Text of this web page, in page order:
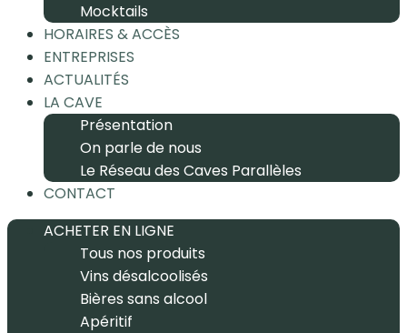
Mocktails
HORAIRES & ACCÈS
ENTREPRISES
ACTUALITÉS
LA CAVE
Présentation
On parle de nous
Le Réseau des Caves Parallèles
CONTACT
ACHETER EN LIGNE
Tous nos produits
Vins désalcoolisés
Bières sans alcool
Apéritif